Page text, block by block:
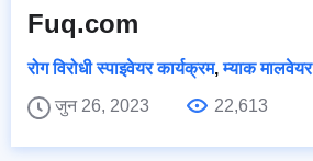
Fuq.com
रोग विरोधी स्पाइवेयर कार्यक्रम,म्याक मालवेयर
जुन 26, 2023
22,613